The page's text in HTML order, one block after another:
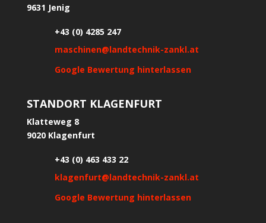
9631 Jenig
+43 (0) 4285 247
maschinen@landtechnik-zankl.at
Google Bewertung hinterlassen
STANDORT KLAGENFURT
Klatteweg 8
9020 Klagenfurt
+43 (0) 463 433 22
klagenfurt@landtechnik-zankl.at
Google Bewertung hinterlassen